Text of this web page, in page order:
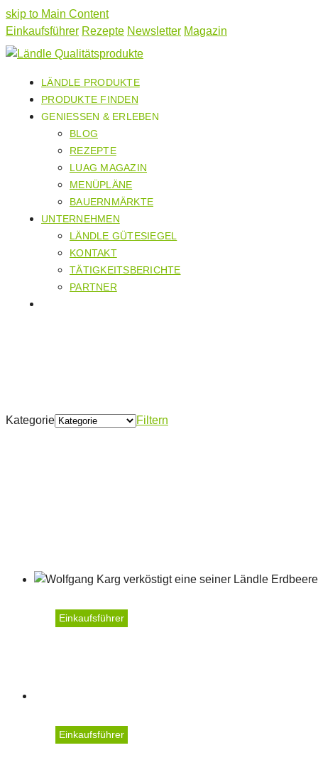
skip to Main Content
Einkaufsführer Rezepte Newsletter Magazin
LÄNDLE PRODUKTE
PRODUKTE FINDEN
GENIESSEN & ERLEBEN
BLOG
REZEPTE
LUAG MAGAZIN
MENÜPLÄNE
BAUERNMÄRKTE
UNTERNEHMEN
LÄNDLE GÜTESIEGEL
KONTAKT
TÄTIGKEITSBERICHTE
PARTNER
Kategorie Filtern
Einkaufsführer
Einkaufsführer